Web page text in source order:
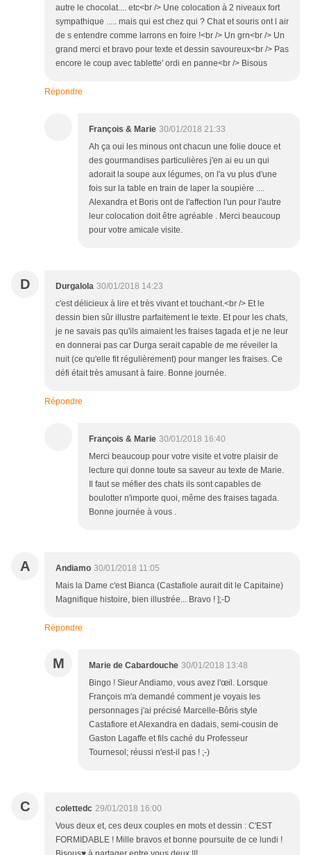
autre le chocolat.... etc<br /> Une colocation à 2 niveaux fort
sympathique ..... mais qui est chez qui ? Chat et souris ont l air
de s entendre comme larrons en foire !<br /> Un grn<br /> Un
grand merci et bravo pour texte et dessin savoureux<br /> Pas
encore le coup avec tablette' ordi en panne<br /> Bisous
Répondre
François & Marie 30/01/2018 21:33
Ah ça oui les minous ont chacun une folie douce et
des gourmandises particulières j'en ai eu un qui
adorait la soupe aux légumes, on l'a vu plus d'une
fois sur la table en train de laper la soupière ....
Alexandra et Boris ont de l'affection l'un pour l'autre
leur colocation doit être agréable . Merci beaucoup
pour votre amicale visite.
D Durgalola 30/01/2018 14:23
c'est délicieux à lire et très vivant et touchant.<br /> Et le
dessin bien sûr illustre parfaitement le texte. Et pour les chats,
je ne savais pas qu'ils aimaient les fraises tagada et je ne leur
en donnerai pas car Durga serait capable de me réveiler la
nuit (ce qu'elle fit régulièrement) pour manger les fraises. Ce
défi était très amusant à faire. Bonne journée.
Répondre
François & Marie 30/01/2018 16:40
Merci beaucoup pour votre visite et votre plaisir de
lecture qui donne toute sa saveur au texte de Marie.
Il faut se méfier des chats ils sont capables de
boulotter n'importe quoi, même des fraises tagada.
Bonne journée à vous .
A Andiamo 30/01/2018 11:05
Mais la Dame c'est Bianca (Castafiole aurait dit le Capitaine)
Magnifique histoire, bien illustrée... Bravo ! ];-D
Répondre
M Marie de Cabardouche 30/01/2018 13:48
Bingo ! Sieur Andiamo, vous avez l'œil. Lorsque
François m'a demandé comment je voyais les
personnages j'ai précisé Marcelle-Bôris style
Castafiore et Alexandra en dadais, semi-cousin de
Gaston Lagaffe et fils caché du Professeur
Tournesol; réussi n'est-il pas ! ;-)
C colettedc 29/01/2018 16:00
Vous deux et, ces deux couples en mots et dessin : C'EST
FORMIDABLE ! Mille bravos et bonne poursuite de ce lundi !